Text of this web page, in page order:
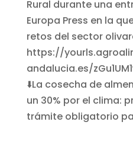
⬇️La cosecha de
un 30% por el clima:
trámite obligatorio